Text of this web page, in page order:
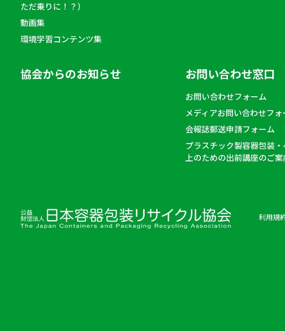
ただ乗りに！？）
動画集
環境学習コンテンツ集
協会からのお知らせ お問い合わせ窓口
お問い合わせフォーム
メディアお問い合わせフォ
会報誌郵送申請フォーム
プラスチック製容器包装
上のための出前講座のご案
利用規